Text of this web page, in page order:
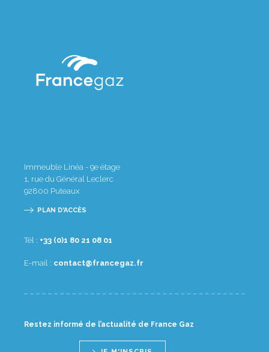
Immeuble Linéa - 9e étage
1, rue du Général Leclerc
92800 Puteaux
PLAN D'ACCÈS
Tél : 10 80 12 08 1(0) 33+
E-mail : rf.zagecnarf@tcatnoc
Restez informé de l’actualité de France Gaz